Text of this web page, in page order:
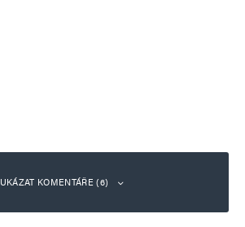
UKÁZAT KOMENTÁŘE (6)